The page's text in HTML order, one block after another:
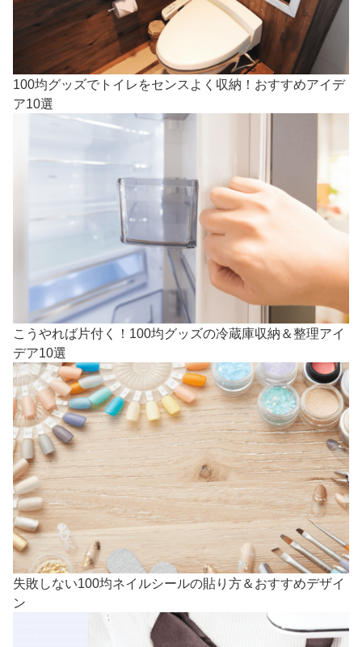
100均グッズでトイレをセンスよく収納！おすすめアイデ
ア10選
こうやれば片付く！100均グッズの冷蔵庫収納＆整理アイ
デア10選
失敗しない100均ネイルシールの貼り方＆おすすめデザイ
ン